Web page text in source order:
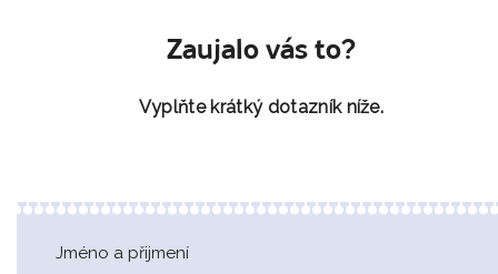
Zaujalo vás to?
Vyplňte krátký dotazník níže.
Jméno a přijmení